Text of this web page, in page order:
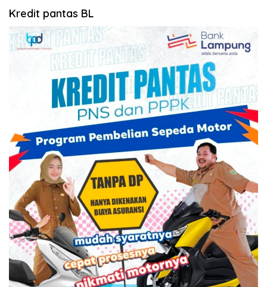
Kredit pantas BL